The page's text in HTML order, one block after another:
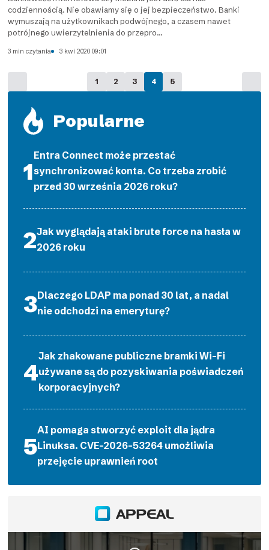
codziennością. Nie obawiamy się o jej bezpieczeństwo. Banki
wymuszają na użytkownikach podwójnego, a czasem nawet
potrójnego uwierzytelnienia do przepro...
3 min czytania 3 kwi 2020 09:01
1 2 3 4 5
Popularne
Entra Connect może przestać
synchronizować konta. Co trzeba zrobić
przed 30 września 2026 roku?
Jak wyglądają ataki brute force na hasła w
2026 roku
Dlaczego LDAP ma ponad 30 lat, a nadal
nie odchodzi na emeryturę?
Jak zhakowane publiczne bramki Wi-Fi
używane są do pozyskiwania poświadczeń
korporacyjnych?
AI pomaga stworzyć exploit dla jądra
Linuksa. CVE-2026-53264 umożliwia
przejęcie uprawnień root